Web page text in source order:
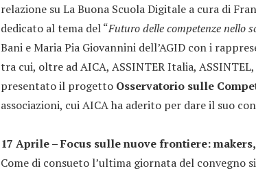
relazione su La Buona Scuola Digitale a cura di
dedicato al tema del “Futuro delle competenze nello
Bani e Maria Pia Giovannini dell’AGID con i
tra cui, oltre ad AICA, ASSINTER Italia,
presentato il progetto Osservatorio sulle
associazioni, cui AICA ha aderito per dare il suo
17 Aprile – Focus sulle nuove frontiere:
Come di consueto l’ultima giornata del